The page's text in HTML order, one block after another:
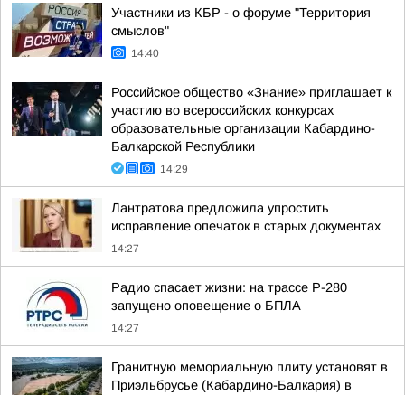
Участники из КБР - о форуме "Территория
смыслов"
14:40
Российское общество «Знание» приглашает к
участию во всероссийских конкурсах
образовательные организации Кабардино-
Балкарской Республики
14:29
Лантратова предложила упростить
исправление опечаток в старых документах
14:27
Радио спасает жизни: на трассе Р-280
запущено оповещение о БПЛА
14:27
Гранитную мемориальную плиту установят в
Приэльбрусье (Кабардино-Балкария) в